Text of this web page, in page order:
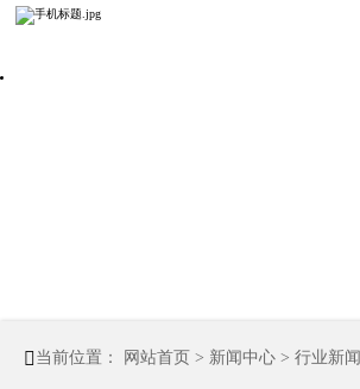
 当前位置： 网站首页 > 新闻中心 > 行业新闻